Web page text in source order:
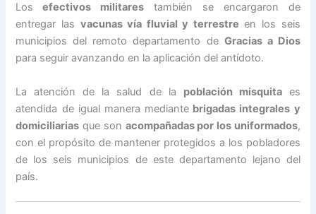
Los efectivos militares también se encargaron de
entregar las vacunas vía fluvial y terrestre en los seis
municipios del remoto departamento de Gracias a Dios
para seguir avanzando en la aplicación del antídoto.
La atención de la salud de la población misquitaes
atendida de igual manera mediante brigadas integrales y
domiciliarias que son acompañadas por los uniformados,
con el propósito de mantener protegidos a los pobladores
de los seis municipios de este departamento lejano del
país.